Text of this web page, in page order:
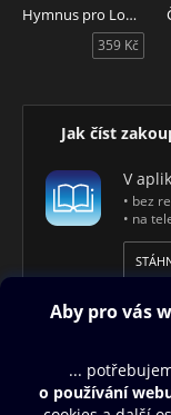
Hymnus pro Lokiho
359 Kč
Jak číst
V
• bez
• na
Obsah ke stažení